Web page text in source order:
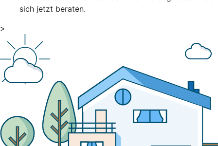
sich jetzt beraten.
>